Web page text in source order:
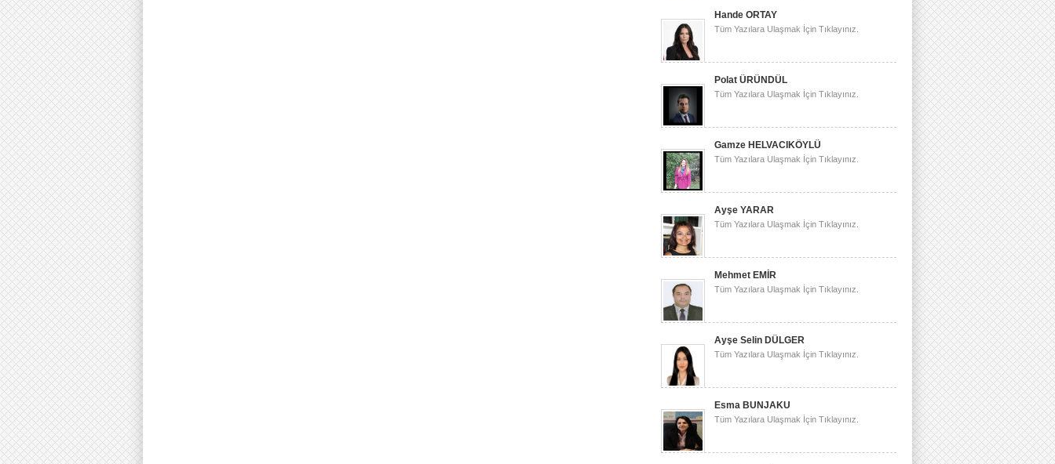
Hande ORTAY
Tüm Yazılara Ulaşmak İçin Tıklayınız.
Polat ÜRÜNDÜL
Tüm Yazılara Ulaşmak İçin Tıklayınız.
Gamze HELVACIKÖYLÜ
Tüm Yazılara Ulaşmak İçin Tıklayınız.
Ayşe YARAR
Tüm Yazılara Ulaşmak İçin Tıklayınız.
Mehmet EMİR
Tüm Yazılara Ulaşmak İçin Tıklayınız.
Ayşe Selin DÜLGER
Tüm Yazılara Ulaşmak İçin Tıklayınız.
Esma BUNJAKU
Tüm Yazılara Ulaşmak İçin Tıklayınız.